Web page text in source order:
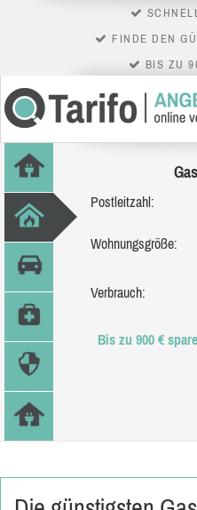
FINDE DEN
BIS ZU
Postleitzahl:
Wohnungsgröße:
Verbrauch:
Bis zu 900 €